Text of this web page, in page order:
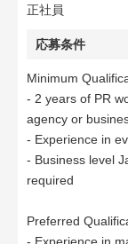
正社員
応募条件
Minimum
- 2 years of PR
agency or
- Experience in
- Business level
required
Preferred